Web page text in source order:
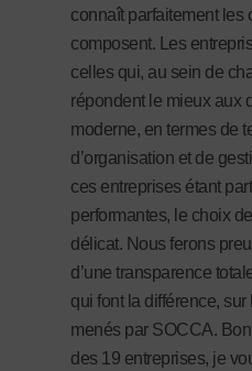
connaît parfaitement les
composent. Les
celles qui, au sein de
répondent le mieux aux
moderne, en termes de
d’organisation et de
ces entreprises étant
performantes, le choix
délicat. Nous ferons
d’une transparence
qui font la différence,
menés par SOCCA.
des 19 entreprises, je